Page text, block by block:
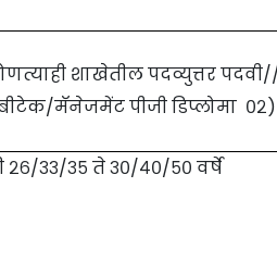
शाखेतील पदव्युत्तर
मॅनेजमेंट पीजी डिप्लोमा ०२)
२६/३३/३५ ते ३०/४०/५० वर्षे